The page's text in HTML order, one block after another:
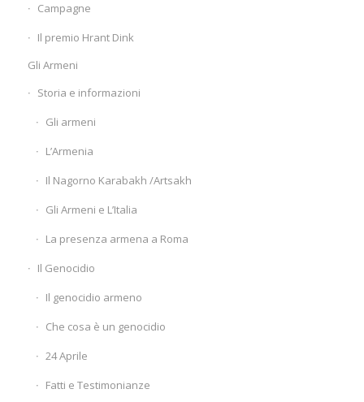
Campagne
Il premio Hrant Dink
Gli Armeni
Storia e informazioni
Gli armeni
L’Armenia
Il Nagorno Karabakh /Artsakh
Gli Armeni e L’Italia
La presenza armena a Roma
Il Genocidio
Il genocidio armeno
Che cosa è un genocidio
24 Aprile
Fatti e Testimonianze